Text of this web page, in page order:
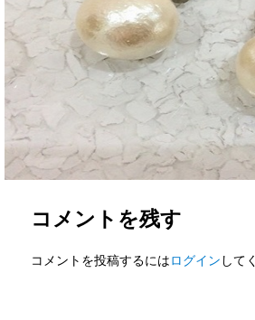
コメントを残す
コメントを投稿するにはログイン して